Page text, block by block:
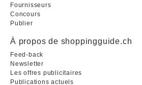
Fournisseurs
Concours
Publier
À propos de shoppingguide.ch
Feed-back
Newsletter
Les offres publicitaires
Publications actuels